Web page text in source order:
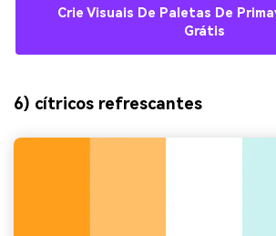
Crie Visuais De Paletas De
Grátis
6) cítricos refrescantes